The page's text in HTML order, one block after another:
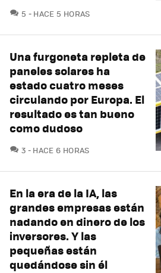
5 COMENTARIOS
HACE 5 HORAS
Una furgoneta repleta de
paneles solares ha
estado cuatro meses
circulando por Europa. El
resultado es tan bueno
como dudoso
3 COMENTARIOS
HACE 6 HORAS
En la era de la IA, las
grandes empresas están
nadando en dinero de los
inversores. Y las
pequeñas están
quedándose sin él